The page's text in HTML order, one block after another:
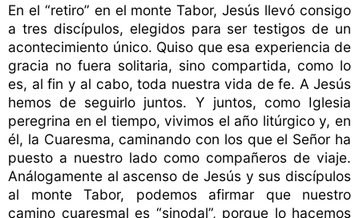
En el “retiro” en el monte Tabor, Jesús llevó consigo
a tres discípulos, elegidos para ser testigos de un
acontecimiento único. Quiso que esa experiencia de
gracia no fuera solitaria, sino compartida, como lo
es, al fin y al cabo, toda nuestra vida de fe. A Jesús
hemos de seguirlo juntos. Y juntos, como Iglesia
peregrina en el tiempo, vivimos el año litúrgico y, en
él, la Cuaresma, caminando con los que el Señor ha
puesto a nuestro lado como compañeros de viaje.
Análogamente al ascenso de Jesús y sus discípulos
al monte Tabor, podemos afirmar que nuestro
camino cuaresmal es “sinodal”, porque lo hacemos